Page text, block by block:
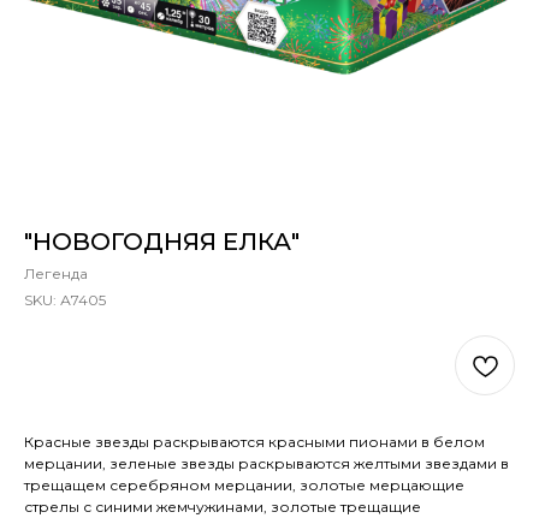
"НОВОГОДНЯЯ ЕЛКА"
Легенда
SKU: А7405
Красные звезды раскрываются красными пионами в белом
мерцании, зеленые звезды раскрываются желтыми звездами в
трещащем серебряном мерцании, золотые мерцающие
стрелы с синими жемчужинами, золотые трещащие